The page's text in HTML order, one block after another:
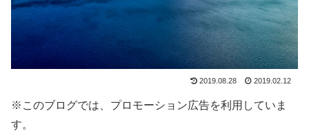
2019.08.28 2019.02.12
※このブログでは、プロモーション広告を利用していま
す。